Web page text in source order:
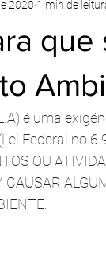
que
2020 1 min de
é uma
Federal no
OU